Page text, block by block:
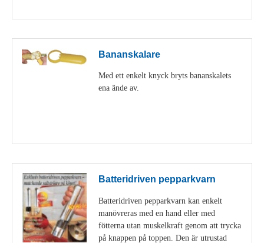
Bananskalare
Med ett enkelt knyck bryts bananskalets
ena ände av.
Batteridriven pepparkvarn
Batteridriven pepparkvarn kan enkelt
manövreras med en hand eller med
fötterna utan muskelkraft genom att trycka
på knappen på toppen. Den är utrustad